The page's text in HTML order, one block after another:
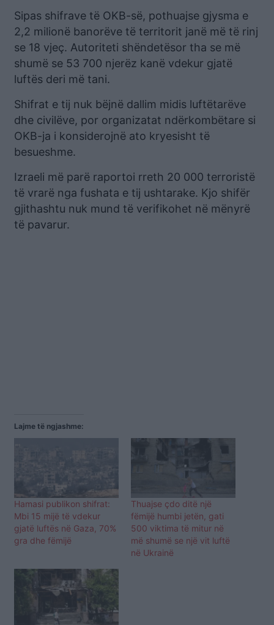
Sipas shifrave të OKB-së, pothuajse gjysma e
2,2 milionë banorëve të territorit janë më të rinj
se 18 vjeç. Autoriteti shëndetësor tha se më
shumë se 53 700 njerëz kanë vdekur gjatë
luftës deri më tani.
Shifrat e tij nuk bëjnë dallim midis luftëtarëve
dhe civilëve, por organizatat ndërkombëtare si
OKB-ja i konsiderojnë ato kryesisht të
besueshme.
Izraeli më parë raportoi rreth 20 000 terroristë
të vrarë nga fushata e tij ushtarake. Kjo shifër
gjithashtu nuk mund të verifikohet në mënyrë
të pavarur.
Lajme të ngjashme:
Hamasi publikon shifrat:
Mbi 15 mijë të vdekur
gjatë luftës në Gaza, 70%
gra dhe fëmijë
Thuajse çdo ditë një
fëmijë humbi jetën, gati
500 viktima të mitur në
më shumë se një vit luftë
në Ukrainë